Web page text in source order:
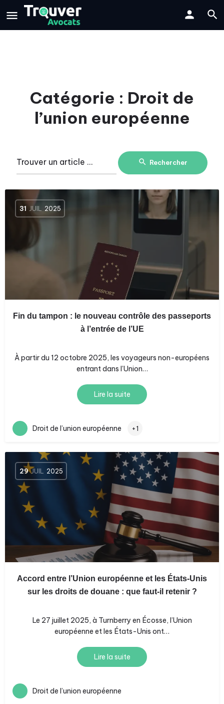
Catégorie : Droit de
l’union européenne
Rechercher
31 JUIL 2025
Fin du tampon : le nouveau contrôle des passeports
à l’entrée de l’UE
À partir du 12 octobre 2025, les voyageurs non-européens
entrant dans l’Union…
Lire la suite
Droit de l’union européenne +1
29 JUIL 2025
Accord entre l’Union européenne et les États-Unis
sur les droits de douane : que faut-il retenir ?
Le 27 juillet 2025, à Turnberry en Écosse, l’Union
européenne et les États-Unis ont…
Lire la suite
Droit de l’union européenne